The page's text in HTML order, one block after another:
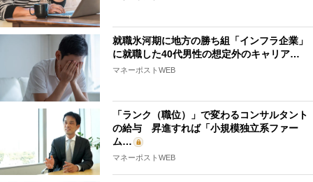
就職氷河期に地方の勝ち組「インフラ企業」
に就職した40代男性の想定外のキャリア…
マネーポストWEB
「ランク（職位）」で変わるコンサルタント
の給与 昇進すれば「小規模独立系ファー
ム…
マネーポストWEB